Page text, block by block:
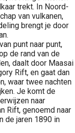
trekt. In Noord-
van vulkanen,
brengt je door
punt naar punt,
de rand van de
daalt door Maasai
Rift, en gaat dan
waar twee nachten
Je komt de
naar
Rift, genoemd naar
de jaren 1890 in